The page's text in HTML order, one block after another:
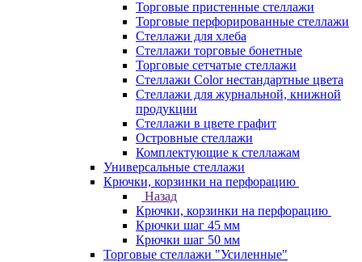
Торговые пристенные стеллажи
Торговые перфорированные стеллажи
Стеллажи для хлеба
Стеллажи торговые бонетные
Торговые сетчатые стеллажи
Стеллажи Color нестандартные цвета
Стеллажи для журнальной, книжной
продукции
Стеллажи в цвете графит
Островные стеллажи
Комплектующие к стеллажам
Универсальные стеллажи
Крючки, корзинки на перфорацию
Назад
Крючки, корзинки на перфорацию
Крючки шаг 45 мм
Крючки шаг 50 мм
Торговые стеллажи "Усиленные"